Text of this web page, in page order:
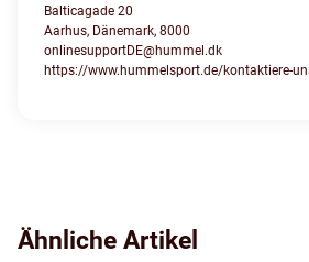
Balticagade 20
Aarhus, Dänemark, 8000
onlinesupportDE@hummel.dk
https://www.hummelsport.de/kontaktiere-
Ähnliche Artikel